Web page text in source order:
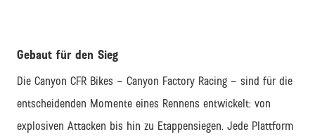
Gebaut für den Sieg
Die Canyon CFR Bikes – Canyon Factory Racing – sind für die
entscheidenden Momente eines Rennens entwickelt: von
explosiven Attacken bis hin zu Etappensiegen. Jede Plattform